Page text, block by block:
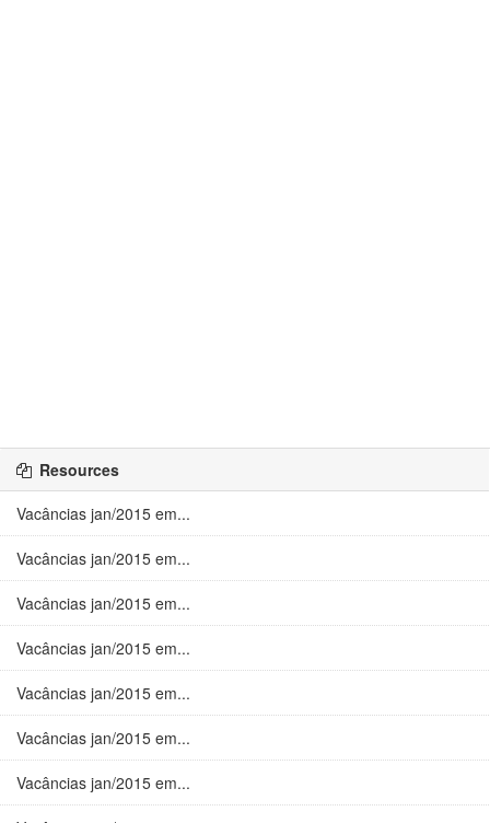
Resources
Vacâncias jan/2015 em...
Vacâncias jan/2015 em...
Vacâncias jan/2015 em...
Vacâncias jan/2015 em...
Vacâncias jan/2015 em...
Vacâncias jan/2015 em...
Vacâncias jan/2015 em...